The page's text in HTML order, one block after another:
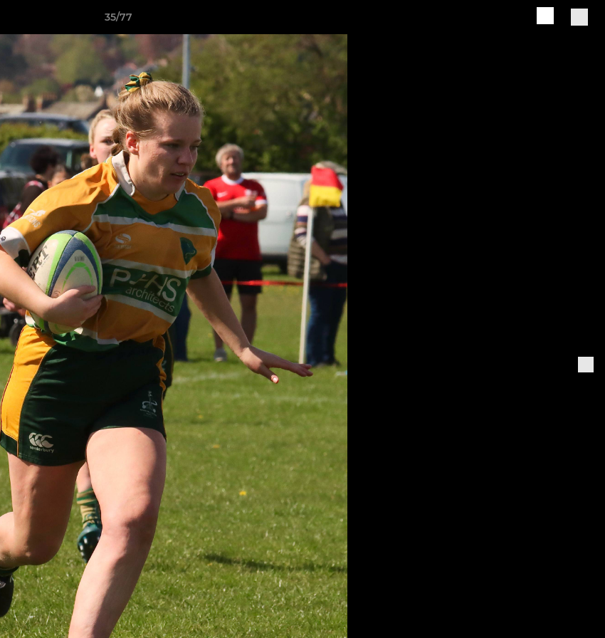
35/77